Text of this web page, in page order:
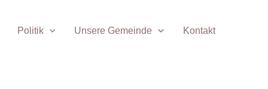
Politik Unsere Gemeinde Kontakt